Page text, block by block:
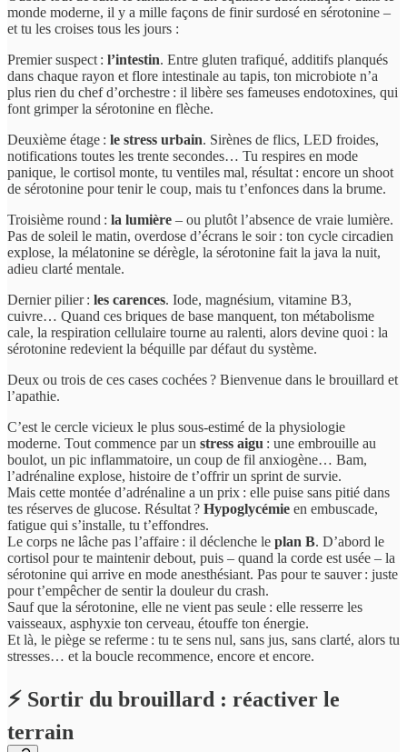
monde moderne, il y a mille façons de finir surdosé en sérotonine –
et tu les croises tous les jours :
Premier suspect : l’intestin. Entre gluten trafiqué, additifs planqués
dans chaque rayon et flore intestinale au tapis, ton microbiote n’a
plus rien du chef d’orchestre : il libère ses fameuses endotoxines, qui
font grimper la sérotonine en flèche.
Deuxième étage : le stress urbain. Sirènes de flics, LED froides,
notifications toutes les trente secondes… Tu respires en mode
panique, le cortisol monte, tu ventiles mal, résultat : encore un shoot
de sérotonine pour tenir le coup, mais tu t’enfonces dans la brume.
Troisième round : la lumière – ou plutôt l’absence de vraie lumière.
Pas de soleil le matin, overdose d’écrans le soir : ton cycle circadien
explose, la mélatonine se dérègle, la sérotonine fait la java la nuit,
adieu clarté mentale.
Dernier pilier : les carences. Iode, magnésium, vitamine B3,
cuivre… Quand ces briques de base manquent, ton métabolisme
cale, la respiration cellulaire tourne au ralenti, alors devine quoi : la
sérotonine redevient la béquille par défaut du système.
Deux ou trois de ces cases cochées ? Bienvenue dans le brouillard et
l’apathie.
C’est le cercle vicieux le plus sous-estimé de la physiologie
moderne. Tout commence par un stress aigu : une embrouille au
boulot, un pic inflammatoire, un coup de fil anxiogène… Bam,
l’adrénaline explose, histoire de t’offrir un sprint de survie.
Mais cette montée d’adrénaline a un prix : elle puise sans pitié dans
tes réserves de glucose. Résultat ? Hypoglycémie en embuscade,
fatigue qui s’installe, tu t’effondres.
Le corps ne lâche pas l’affaire : il déclenche le plan B. D’abord le
cortisol pour te maintenir debout, puis – quand la corde est usée – la
sérotonine qui arrive en mode anesthésiant. Pas pour te sauver : juste
pour t’empêcher de sentir la douleur du crash.
Sauf que la sérotonine, elle ne vient pas seule : elle resserre les
vaisseaux, asphyxie ton cerveau, étouffe ton énergie.
Et là, le piège se referme : tu te sens nul, sans jus, sans clarté, alors tu
stresses… et la boucle recommence, encore et encore.
⚡ Sortir du brouillard : réactiver le
terrain